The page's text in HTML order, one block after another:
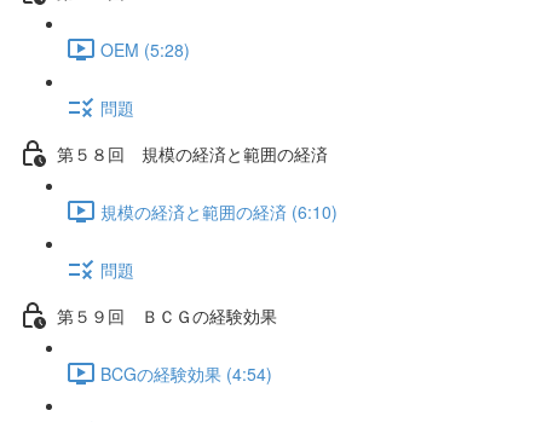
OEM (5:28)
問題
第５８回 規模の経済と範囲の経済
規模の経済と範囲の経済 (6:10)
問題
第５９回 ＢＣＧの経験効果
BCGの経験効果 (4:54)